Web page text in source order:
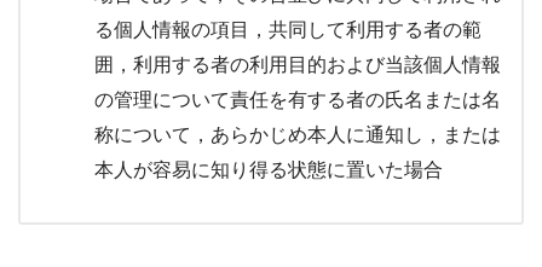
る個人情報の項目，共同して利用する者の範
囲，利用する者の利用目的および当該個人情報
の管理について責任を有する者の氏名または名
称について，あらかじめ本人に通知し，または
本人が容易に知り得る状態に置いた場合